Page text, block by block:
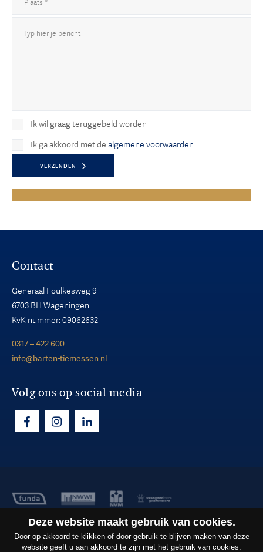
Ik wil graag teruggebeld worden
Ik ga akkoord met de algemene voorwaarden
VERZENDEN
Contact
Generaal Foulkesweg 9
6703 BH Wageningen
KvK nummer: 09062632
0317 – 422 600
info@barten-tiemessen.nl
Volg ons op social media
Copyright ©2026Barten Tiemessen B.V.
Privacy
Deze website maakt gebruik van cookies.
Door op akkoord te klikken of door gebruik te blijven maken van deze
website geeft u aan akkoord te zijn met het gebruik van cookies.